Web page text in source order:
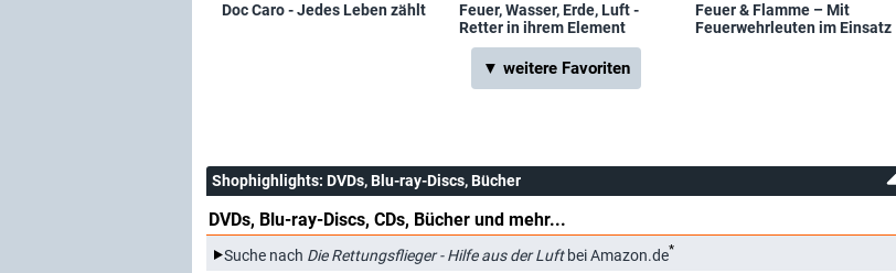
Doc Caro - Jedes Leben zählt
Feuer, Wasser, Erde, Luft -
Retter in ihrem Element
Feuer & Flamme – Mit
Feuerwehrleuten im Einsatz
▼ weitere Favoriten
Shophighlights: DVDs, Blu-ray-Discs, Bücher
DVDs, Blu-ray-Discs, CDs, Bücher und mehr...
Suche nach Die Rettungsflieger - Hilfe aus der Luftbei Amazon.de*